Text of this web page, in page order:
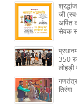
जी
अर्पित
सेवक
350
लोहड़ी
तिरंगा